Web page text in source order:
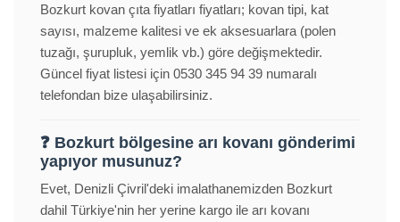
Bozkurt kovan çıta fiyatları fiyatları; kovan tipi, kat
sayısı, malzeme kalitesi ve ek aksesuarlara (polen
tuzağı, şurupluk, yemlik vb.) göre değişmektedir.
Güncel fiyat listesi için 0530 345 94 39 numaralı
telefondan bize ulaşabilirsiniz.
❓ Bozkurt bölgesine arı kovanı gönderimi
yapıyor musunuz?
Evet, Denizli Çivril'deki imalathanemizden Bozkurt
dahil Türkiye'nin her yerine kargo ile arı kovanı